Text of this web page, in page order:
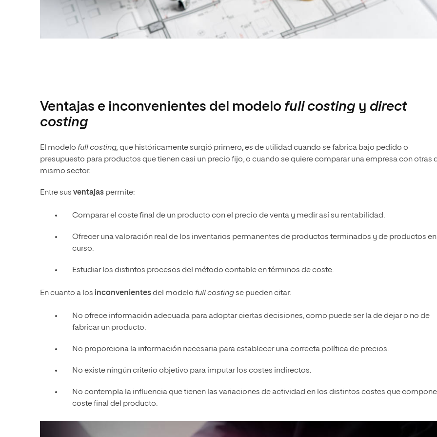
Ventajas e inconvenientes del modelo full costing y direct
costing
El modelo full costing, que históricamente surgió primero, es de utilidad cuando se fabrica bajo pedido o
presupuesto para productos que tienen casi un precio fijo, o cuando se quiere comparar una empresa con otras
mismo sector.
Entre sus ventajas permite:
Comparar el coste final de un producto con el precio de venta y medir así su rentabilidad.
Ofrecer una valoración real de los inventarios permanentes de productos terminados y de productos en
curso.
Estudiar los distintos procesos del método contable en términos de coste.
En cuanto a los inconvenientesdel modelo full costingse pueden citar:
No ofrece información adecuada para adoptar ciertas decisiones, como puede ser la de dejar o no de
fabricar un producto.
No proporciona la información necesaria para establecer una correcta política de precios.
No existe ningún criterio objetivo para imputar los costes indirectos.
No contempla la influencia que tienen las variaciones de actividad en los distintos costes que
coste final del producto.